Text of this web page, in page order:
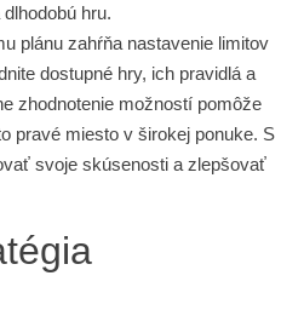
hru.
plánu zahŕňa nastavenie limitov
dostupné hry, ich pravidlá a
zhodnotenie možností pomôže
pravé miesto v širokej ponuke. S
svoje skúsenosti a zlepšovať